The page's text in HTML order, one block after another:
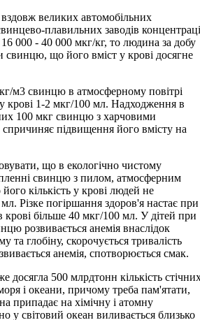
великих автомобільних
плавильних заводів
000 - 40 000 мкг/кг, то людина за добу
свинцю, що його вміст у крові досягне
м3 свинцю в атмосферному повітрі
у крові 1-2 мкг/100 мл. Надходження в
100 мкг свинцю з харчовими
підвищення його вмісту на
що в екологічно чистому
свинцю з пилом, атмосферним
кількість у крові людей не
Різке погіршання здоров'я настає при
крові більше 40 мкг/100 мл. У дітей при
розвивається анемія внаслідок
та глобіну, скорочується тривалість
анемія, спотворюється смак.
досягла 500 млрдтонн кількість
і океани, причому треба пам'ятати,
припадає на хімічну і атомну
у світовий океан виливається близько